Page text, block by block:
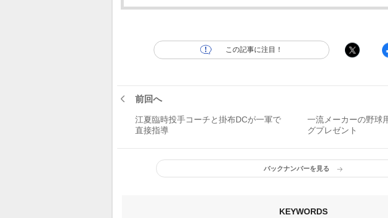
この記事に注目！
前回へ
江夏臨時投手コーチと掛布DCが一軍で
直接指導
一流メーカーの野球
グプレゼント
バックナンバーを見る
KEYWORDS